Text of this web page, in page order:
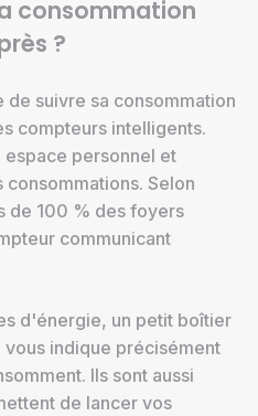
consommation
?
de suivre sa consommation
compteurs intelligents.
espace personnel et
Selon
de 100 % des foyers
communicant
d'énergie, un petit boîtier
indique précisément
Ils sont aussi
de lancer vos